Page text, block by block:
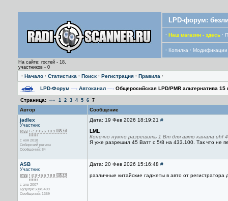
LPD-форум:
· Наш магазин - здесь ·
· Копилка · Модификации
На сайте: гостей - 18,
участников - 0
· Начало · Статистика · Поиск · Регистрация · Правила ·
LPD-Форум —› Автоканал —› Общеросийская LPD/PMR альтернатива 15
Страница: «« 1 2 3 4 5 6 7
Автор
Сообщение
jadlex
Участник
с ноя 2018
Сибирский регион
Сообщений: 84
Дата: 19 Фев 2026 18:19:21 #
LML
Конечно нужно разрешить 1 Вт для авто канала uhf
Я уже разрешил 45 Ватт с 5/8 на 433.100. Так что не
ASB
Участник
с апр 2007
Бузулук 50RS409
Сообщений: 1369
Дата: 20 Фев 2026 15:16:48 #
различные китайские гаджеты в авто от